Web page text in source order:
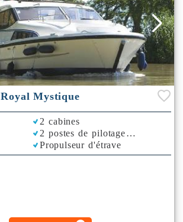
Royal Mystique
2 cabines
2 postes de pilotage
Propulseur d'étrave
Climatisation